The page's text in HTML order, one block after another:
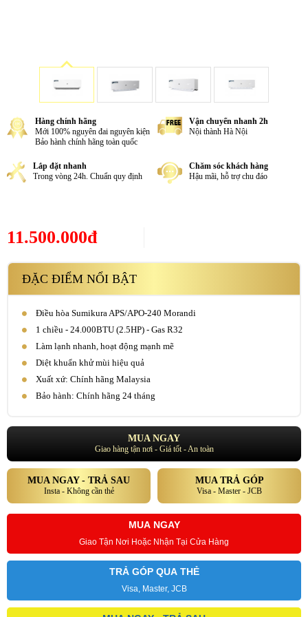
Hàng chính hãng
Mới 100% nguyên đai nguyên kiện
Bảo hành chính hãng toàn quốc
Vận chuyển nhanh 2h
Nội thành Hà Nội
Lắp đặt nhanh
Trong vòng 24h. Chuẩn quy định
Chăm sóc khách hàng
Hậu mãi, hỗ trợ chu đáo
11.500.000đ
ĐẶC ĐIỂM NỔI BẬT
Điều hòa Sumikura APS/APO-240 Morandi
1 chiều - 24.000BTU (2.5HP) - Gas R32
Làm lạnh nhanh, hoạt động mạnh mẽ
Diệt khuẩn khử mùi hiệu quả
Xuất xứ: Chính hãng Malaysia
Bảo hành: Chính hãng 24 tháng
MUA NGAY
Giao hàng tận nơi - Giá tốt - An toàn
MUA NGAY - TRẢ SAU
Insta - Không cần thẻ
MUA TRẢ GÓP
Visa - Master - JCB
MUA NGAY
Giao Tận Nơi Hoặc Nhận Tại Cửa Hàng
TRẢ GÓP QUA THẺ
Visa, Master, JCB